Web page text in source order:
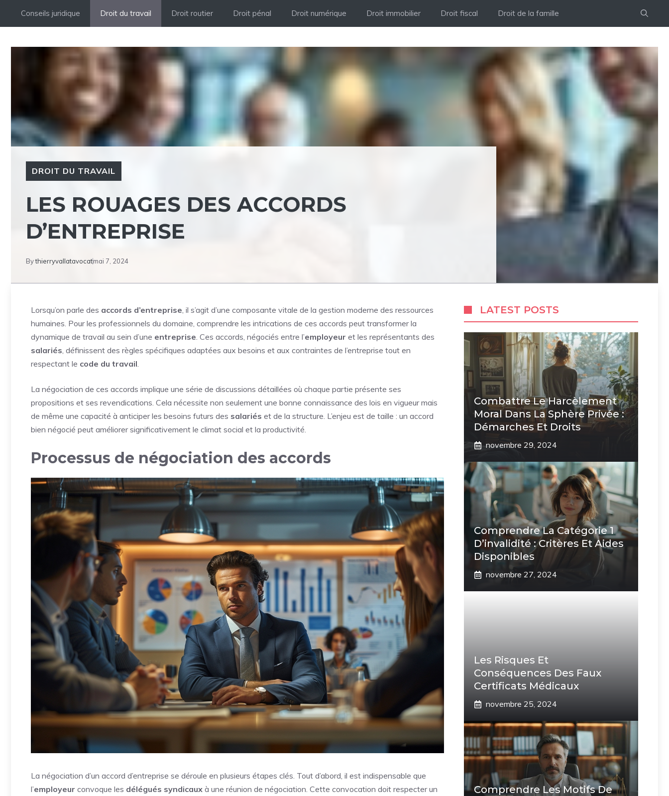
Conseils juridique Droit du travail Droit routier Droit pénal Droit numérique Droit immobilier Droit fiscal Droit de la famille
DROIT DU TRAVAIL
LES ROUAGES DES ACCORDS
D’ENTREPRISE
Bythierryvallatavocatmai 7, 2024
Lorsqu’on parle des accords d’entreprise, il s’agit d’une composante vitale de la gestion moderne des ressources
humaines. Pour les professionnels du domaine, comprendre les intrications de ces accords peut transformer la
dynamique de travail au sein d’une entreprise. Ces accords, négociés entre l’employeur et les représentants des
salariés, définissent des règles spécifiques adaptées aux besoins et aux contraintes de l’entreprise tout en
respectant le code du travail.
La négociation de ces accords implique une série de discussions détaillées où chaque partie présente ses
propositions et ses revendications. Cela nécessite non seulement une bonne connaissance des lois en vigueur mais
de même une capacité à anticiper les besoins futurs des salariés et de la structure. L’enjeu est de taille : un accord
bien négocié peut améliorer significativement le climat social et la productivité.
Processus de négociation des accords
La négociation d’un accord d’entreprise se déroule en plusieurs étapes clés. Tout d’abord, il est indispensable que
l’employeur convoque les délégués syndicaux à une réunion de négociation. Cette convocation doit respecter un
LATEST POSTS
Combattre Le Harcèlement
Moral Dans La Sphère Privée :
Démarches Et Droits
novembre 29, 2024
Comprendre La Catégorie 1
D’invalidité : Critères Et Aides
Disponibles
novembre 27, 2024
Les Risques Et
Conséquences Des Faux
Certificats Médicaux
novembre 25, 2024
Comprendre Les Motifs De